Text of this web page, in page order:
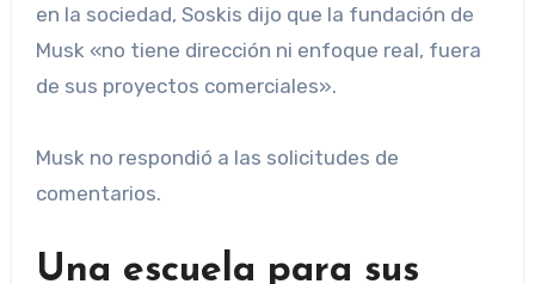
en la sociedad, Soskis dijo que la fundación de
Musk «no tiene dirección ni enfoque real, fuera
de sus proyectos comerciales».
Musk no respondió a las solicitudes de
comentarios.
Una escuela para sus